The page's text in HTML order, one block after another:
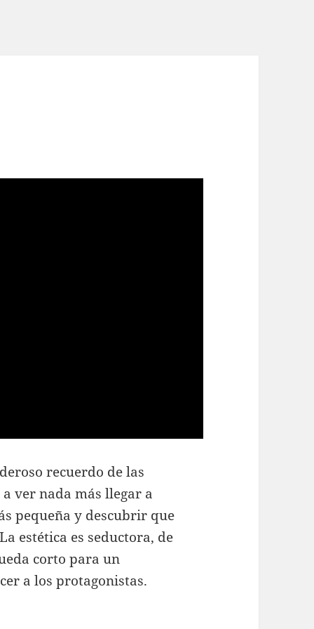
recuerdo de las
ver nada más llegar a
pequeña y descubrir que
estética es seductora, de
corto para un
a los protagonistas.